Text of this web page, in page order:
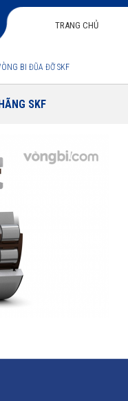
TRANG CHỦ
BI ĐŨA ĐỠ SKF
SKF